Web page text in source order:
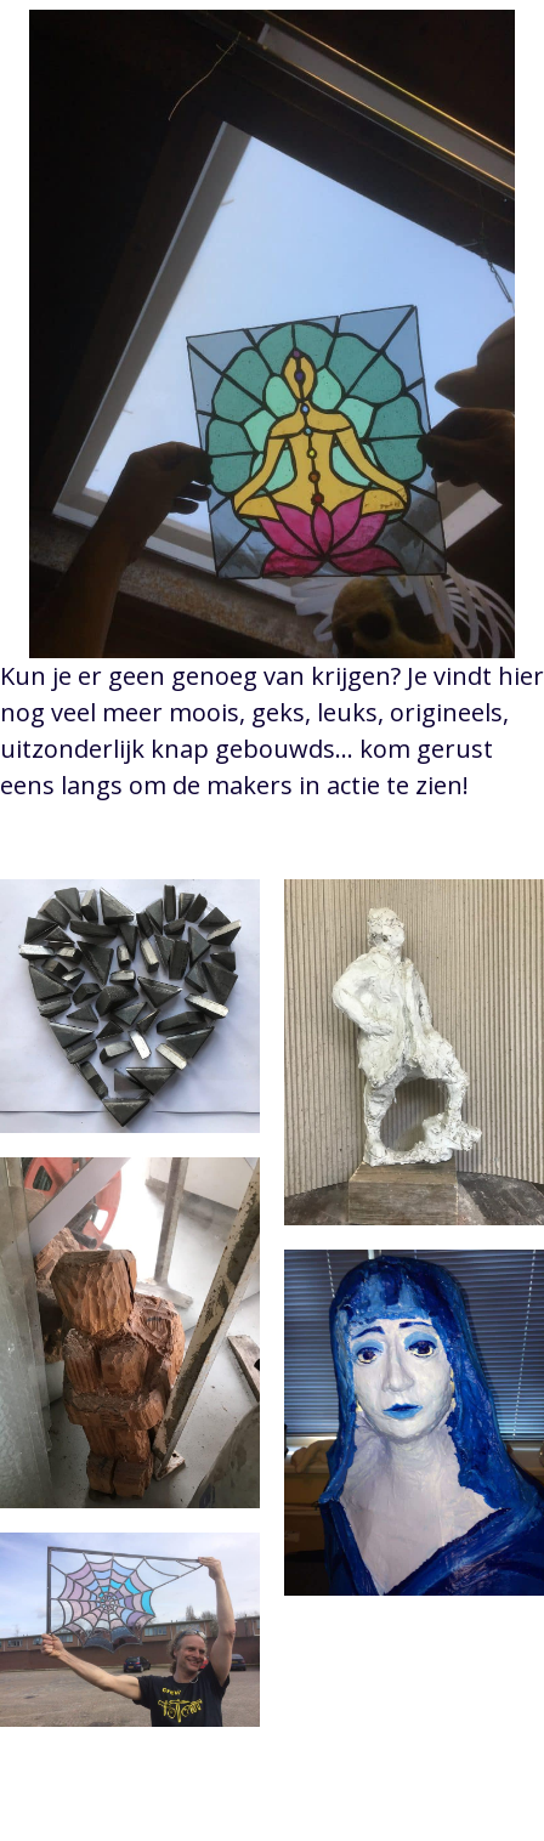
Kun je er geen genoeg van krijgen? Je vindt hier
nog veel meer moois, geks, leuks, origineels,
uitzonderlijk knap gebouwds… kom gerust
eens langs om de makers in actie te zien!